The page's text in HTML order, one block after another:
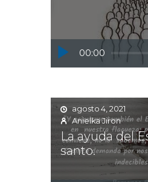
Reproductor
de
00:00
agosto 4, 2021
Anielka Jiron
La ayuda del
santo.